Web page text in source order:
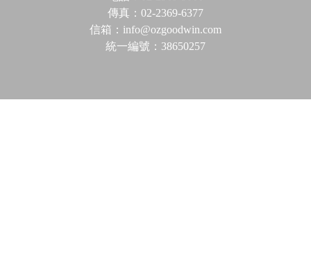
傳真：02-2369-6377
信箱：info@ozgoodwin.com
統一編號：38650257